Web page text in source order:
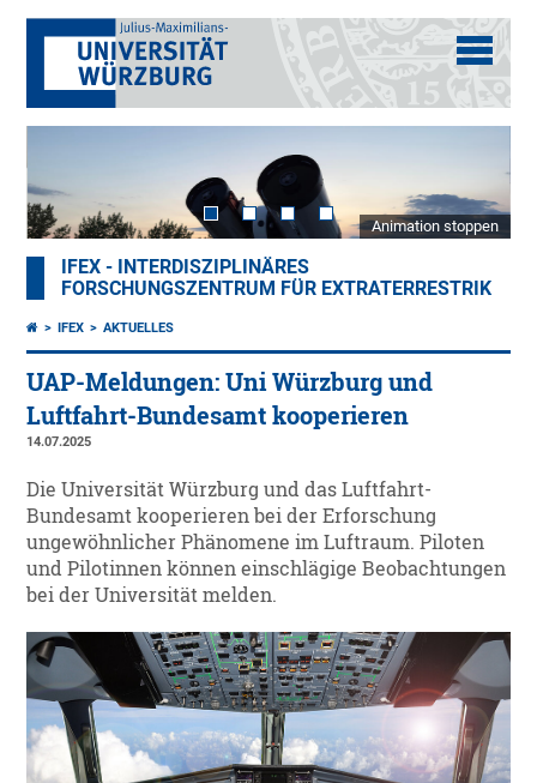
Animation stoppen
IFEX - INTERDISZIPLINÄRES
FORSCHUNGSZENTRUM FÜR EXTRATERRESTRIK
IFEX AKTUELLES
UAP-Meldungen: Uni Würzburg und
Luftfahrt-Bundesamt kooperieren
14.07.2025
Die Universität Würzburg und das Luftfahrt-
Bundesamt kooperieren bei der Erforschung
ungewöhnlicher Phänomene im Luftraum. Piloten
und Pilotinnen können einschlägige Beobachtungen
bei der Universität melden.